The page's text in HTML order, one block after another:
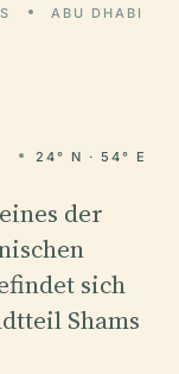
ABU DHABI
24° N · 54° E
der
sich
Shams